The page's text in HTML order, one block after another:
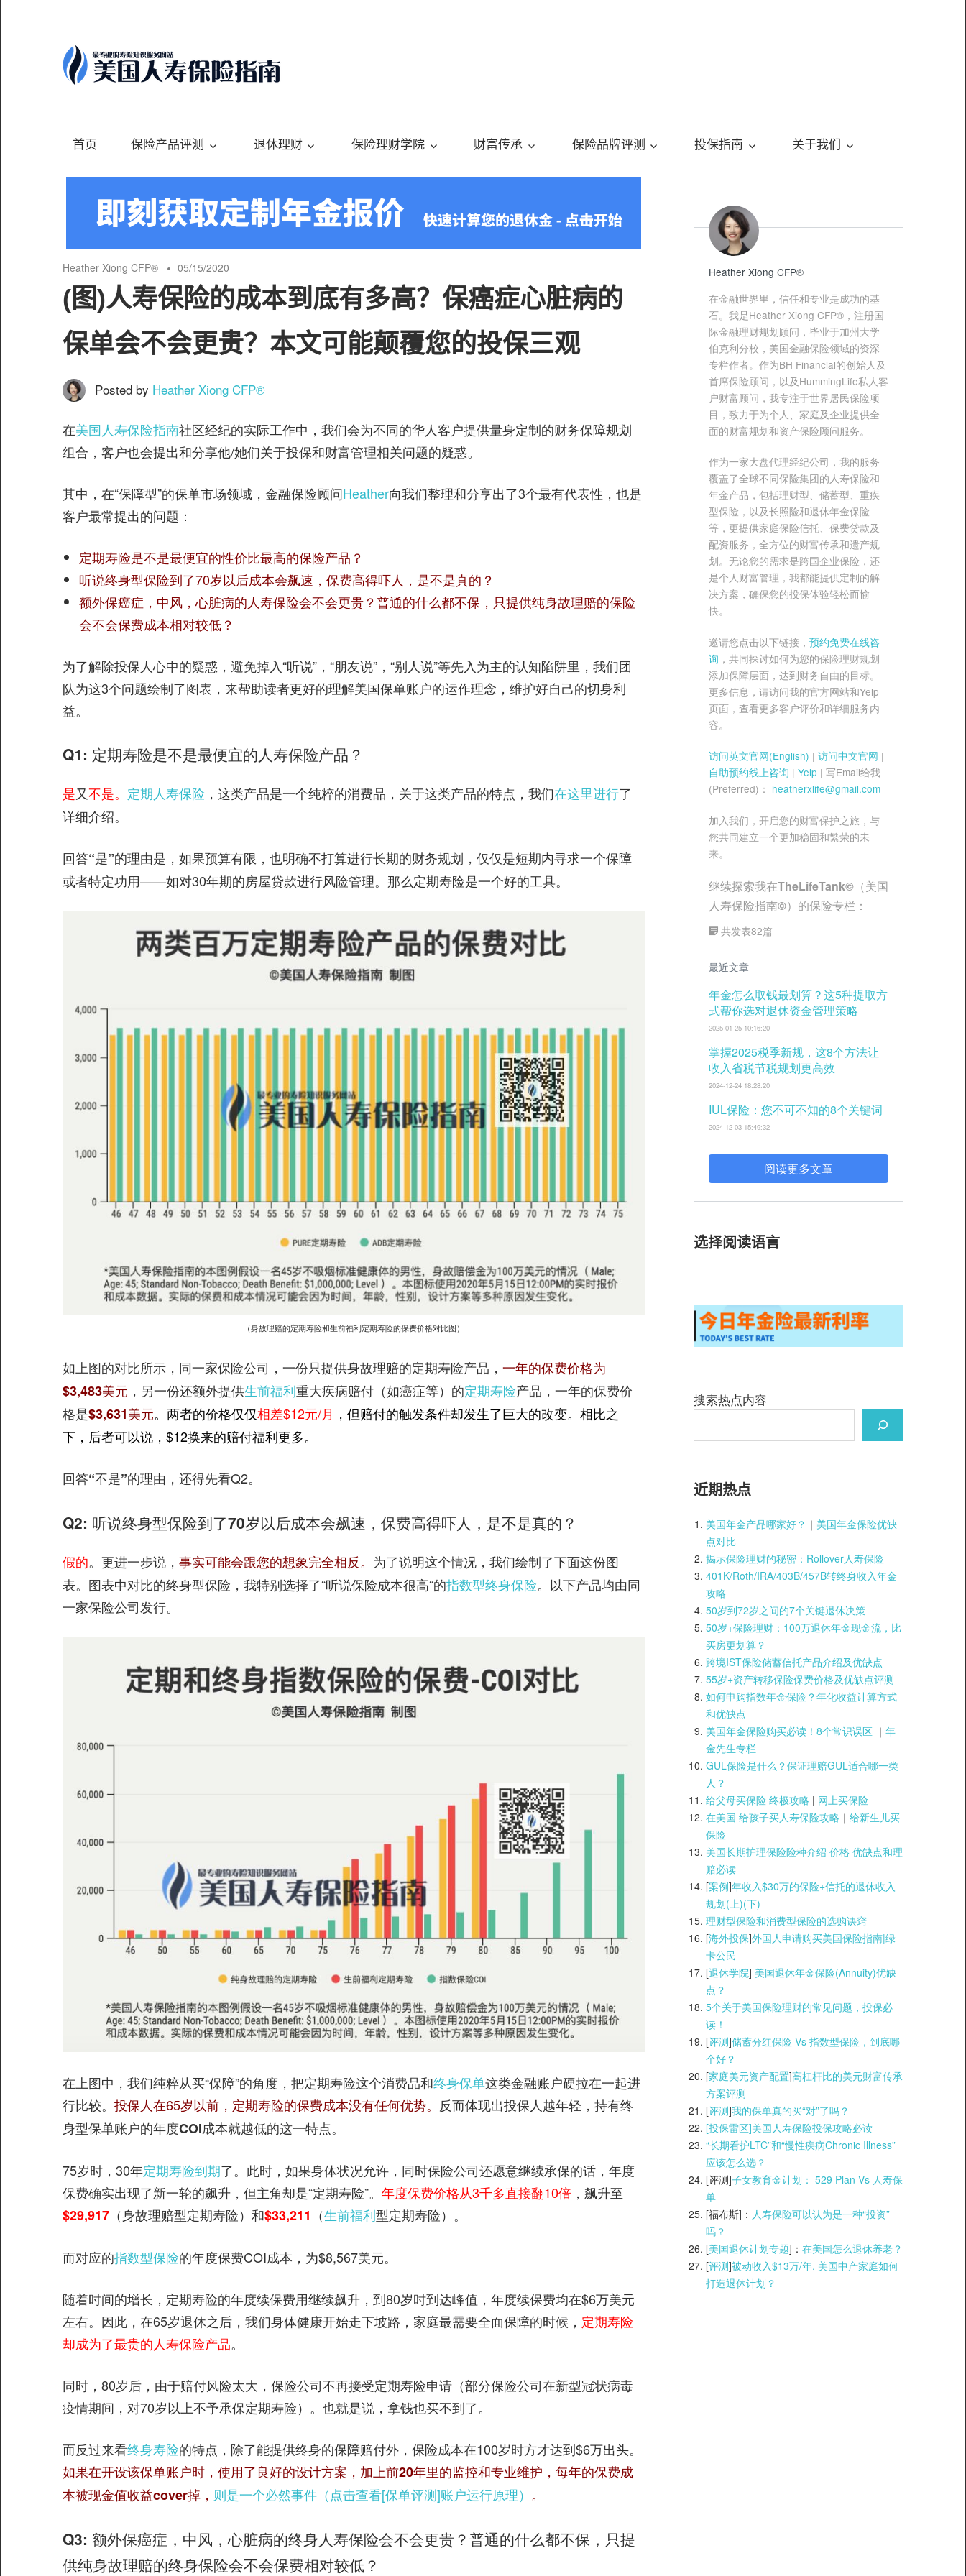
content
国
人
寿
保
险
南
©️
专
业
的
险
理
财
务
区
首页 保险产品评测 退休理财 保险理财学院 财富传承 保险品牌评测 投保指南 关于我们
Heather Xiong CFP®️ 05/15/2020
(图)人寿保险的成本到底有多高？保癌症心脏病的
保单会不会更贵？本文可能颠覆您的投保三观
Posted by Heather Xiong CFP®️
在美国人寿保险指南社区经纪的实际工作中，我们会为不同的华人客户提供量身定制的财务保障规划
组合，客户也会提出和分享他/她们关于投保和财富管理相关问题的疑惑。
其中，在“保障型”的保单市场领域，金融保险顾问Heather向我们整理和分享出了3个最有代表性，也是
客户最常提出的问题：
定期寿险是不是最便宜的性价比最高的保险产品？
听说终身型保险到了70岁以后成本会飙速，保费高得吓人，是不是真的？
额外保癌症，中风，心脏病的人寿保险会不会更贵？普通的什么都不保，只提供纯身故理赔的保险
会不会保费成本相对较低？
为了解除投保人心中的疑惑，避免掉入“听说”，“朋友说”，“别人说”等先入为主的认知陷阱里，我们团
队为这3个问题绘制了图表，来帮助读者更好的理解美国保单账户的运作理念，维护好自己的切身利
益。
Q1: 定期寿险是不是最便宜的人寿保险产品？
是又不是。 定期人寿保险 ，这类产品是一个纯粹的消费品，关于这类产品的特点，我们在这里进行了
详细介绍。
回答“是”的理由是 ，如果预算有限，也明确不打算进行长期的财务规划，仅仅是短期内寻求一个保障
或者特定功用——如对30年期的房屋贷款进行风险管理。那么定期寿险是一个好的工具。
（身故理赔的定期寿险和生前福利定期寿险的保费价格对比图）
如上图的对比所示， 同一家保险公司 ，一份只提供身故理赔的定期寿险产品， 一年的保费价格为
$3,483美元 ，另一份还额外提供生前福利重大疾病赔付（如癌症等）的定期寿险产品，一年的保费价
格是$3,631美元。 两者的价格仅仅相差$12元/月 ， 但赔付的触发条件却发生了巨大的改变。 相比之
下，后者可以说，$12换来的赔付福利更多。
回答“不是”的理由 ，还得先看Q2。
Q2: 听说终身型保险到了70岁以后成本会飙速，保费高得吓人，是不是真的？
假的。更进一步说， 事实可能会跟您的想象完全相反。 为了说明这个情况，我们绘制了下面这份图
表。图表中对比的终身型保险，我特别选择了“听说保险成本很高“的指数型终身保险。以下产品均由同
一家保险公司发行。
在上图中，我们纯粹从买“保障”的角度，把定期寿险这个消费品和终身保单这类金融账户硬拉在一起进
行比较。 投保人在65岁以前，定期寿险的保费成本没有任何优势。 反而体现出投保人越年轻，持有终
身型保单账户的年度COI成本就越低的这一特点。
75岁时，30年定期寿险到期了。此时，如果身体状况允许，同时保险公司还愿意继续承保的话，年度
保费确实出现了新一轮的飙升，但主角却是“定期寿险”。 年度保费价格从3千多直接翻10倍 ，飙升至
$29,917 （身故理赔型定期寿险）和$33,211 （生前福利型定期寿险）。
而对应的指数型保险的年度保费COI成本，为$8,567美元。
随着时间的增长，定期寿险的年度续保费用继续飙升，到80岁时到达峰值，年度续保费均在$6万美元
左右。因此，在65岁退休之后，我们身体健康开始走下坡路，家庭最需要全面保障的时候， 定期寿险
却成为了最贵的人寿保险产品。
同时，80岁后，由于赔付风险太大，保险公司不再接受定期寿险申请（部分保险公司在新型冠状病毒
疫情期间，对70岁以上不予承保定期寿险）。也就是说，拿钱也买不到了。
而反过来看终身寿险的特点，除了能提供终身的保障赔付外，保险成本在100岁时方才达到$6万出头。
如果在开设该保单账户时，使用了良好的设计方案，加上前20年里的监控和专业维护，每年的保费成
本被现金值收益cover掉， 则是一个必然事件 （点击查看[保单评测]账户运行原理） 。
Q3: 额外保癌症，中风，心脏病的终身人寿保险会不会更贵？普通的什么都不保，只提
供纯身故理赔的终身保险会不会保费相对较低？
Heather Xiong CFP®️
在金融世界里，信任和专业是成功的基
石。我是Heather Xiong CFP®，注册国
际金融理财规划顾问，毕业于加州大学
伯克利分校，美国金融保险领域的资深
专栏作者。作为BH Financial的创始人及
首席保险顾问，以及HummingLife私人客
户财富顾问，我专注于世界居民保险项
目，致力于为个人、家庭及企业提供全
面的财富规划和资产保险顾问服务。
作为一家大盘代理经纪公司，我的服务
覆盖了全球不同保险集团的人寿保险和
年金产品，包括理财型、储蓄型、重疾
型保险，以及长照险和退休年金保险
等，更提供家庭保险信托、保费贷款及
配资服务，全方位的财富传承和遗产规
划。无论您的需求是跨国企业保险，还
是个人财富管理，我都能提供定制的解
决方案，确保您的投保体验轻松而愉
快。
邀请您点击以下链接， 预约免费在线咨
询 ，共同探讨如何为您的保险理财规划
添加保障层面，达到财务自由的目标。
更多信息，请访问我的官方网站和Yelp
页面，查看更多客户评价和详细服务内
容。
访问英文官网(English) | 访问中文官网 |
自助预约线上咨询 | Yelp | 写Email给我
(Preferred)： heatherxlife@gmail.com
加入我们，开启您的财富保护之旅，与
您共同建立一个更加稳固和繁荣的未
来。
继续探索我在TheLifeTank©（美国
人寿保险指南©）的保险专栏：
共发表82篇
最近文章
年金怎么取钱最划算？这5种提取方
式帮你选对退休资金管理策略
2025-01-25 10:16:20
掌握2025税季新规，这8个方法让
收入省税节税规划更高效
2024-12-24 18:28:20
IUL保险：您不可不知的8个关键词
2024-12-03 15:49:32
阅读更多文章
选择阅读语言
搜索热点内容
近期热点
美国年金产品哪家好？ ｜ 美国年金保险优缺
点对比
揭示保险理财的秘密：Rollover人寿保险
401K/Roth/IRA/403B/457B转终身收入年金
攻略
50岁到72岁之间的7个关键退休决策
50岁+保险理财：100万退休年金现金流，比
买房更划算？
跨境IST保险储蓄信托产品介绍及优缺点
55岁+资产转移保险保费价格及优缺点评测
如何申购指数年金保险？年化收益计算方式
和优缺点
美国年金保险购买必读！8个常识误区 ｜ 年
金先生专栏
GUL保险是什么？保证理赔GUL适合哪一类
人？
给父母买保险 终极攻略 | 网上买保险
在美国 给孩子买人寿保险攻略 ｜ 给新生儿买
保险
美国长期护理保险险种介绍 价格 优缺点和理
赔必读
[案例]年收入$30万的保险+信托的退休收入
规划(上)(下)
理财型保险和消费型保险的选购诀窍
[海外投保]外国人申请购买美国保险指南|绿
卡公民
[退休学院] 美国退休年金保险(Annuity)优缺
点？
5个关于美国保险理财的常见问题，投保必
读！
[评测]储蓄分红保险 Vs 指数型保险，到底哪
个好？
[家庭美元资产配置]高杠杆比的美元财富传承
方案评测
[评测]我的保单真的买“对”了吗？
[投保雷区]美国人寿保险投保攻略必读
“长期看护LTC”和“慢性疾病Chronic Illness”
应该怎么选？
[评测]子女教育金计划： 529 Plan Vs 人寿保
单
[福布斯]： 人寿保险可以认为是一种“投资”
吗？
[美国退休计划专题]： 在美国怎么退休养老？
[评测]被动收入$13万/年, 美国中产家庭如何
打造退休计划？